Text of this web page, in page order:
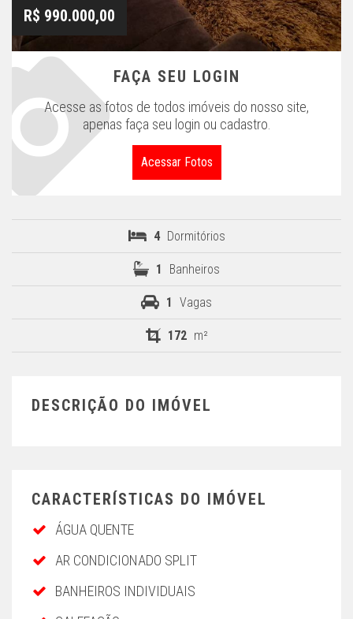
R$ 990.000,00
FAÇA SEU LOGIN
Acesse as fotos de todos imóveis do nosso site,
apenas faça seu login ou cadastro.
Acessar Fotos
4 Dormitórios
1 Banheiros
1 Vagas
172 m²
DESCRIÇÃO DO IMÓVEL
CARACTERÍSTICAS DO IMÓVEL
ÁGUA QUENTE
AR CONDICIONADO SPLIT
BANHEIROS INDIVIDUAIS